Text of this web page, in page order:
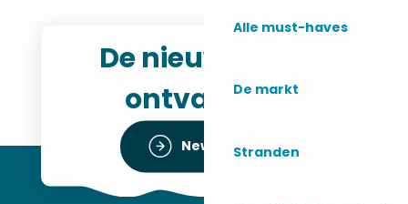
Alle must-haves
De markt
Stranden
De nieuwsbrief
ontvangen
Newsletter